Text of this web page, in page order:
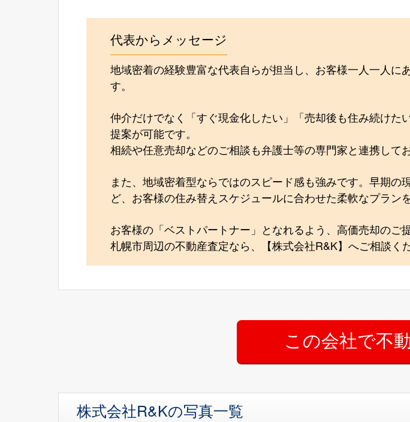
代表からメッセージ
地域密着の経験豊富な代表自らが担当し、お客様一人一人
す。
仲介だけでなく「すぐ現金化したい」「売却後も住み続け
提案が可能です。
相続や任意売却などのご相談も弁護士等の専門家と連携して
また、地域密着型ならではのスピード感も強みです。早期
ど、お客様の住み替えスケジュールに合わせた柔軟なプラン
お客様の「ベストパートナー」となれるよう、高価売却のご
札幌市周辺の不動産査定なら、【株式会社R&K】へご相談く
株式会社R&Kの写真一覧